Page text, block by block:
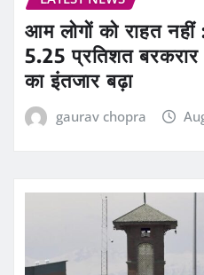
आम लोगों को राहत नहीं
5.25 प्रतिशत
का इंतजार बढ़ा
gaurav chopra